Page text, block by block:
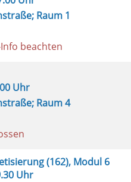
Raum 1
beachten
Uhr
Raum 4
(162), Modul 6
Uhr